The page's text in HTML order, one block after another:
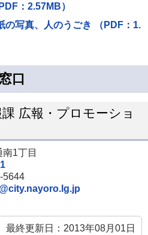
：2.57MB）
の写真、人のうごき （PDF：1.
口
広報・プロモーショ
1丁目
5644
最終更新日：2013年08月01日